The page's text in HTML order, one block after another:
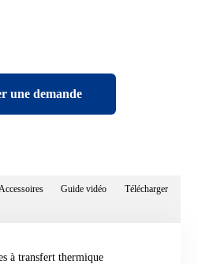
une demande
Guide vidéo Télécharger
à transfert thermique